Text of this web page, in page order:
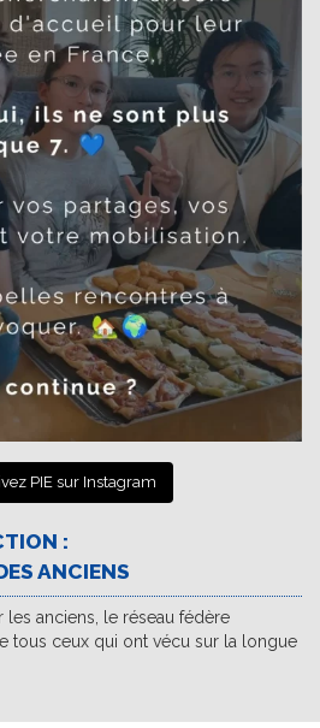
PIE sur Instagram
:
ANCIENS
les anciens, le réseau fédère
tous ceux qui ont vécu sur la longue